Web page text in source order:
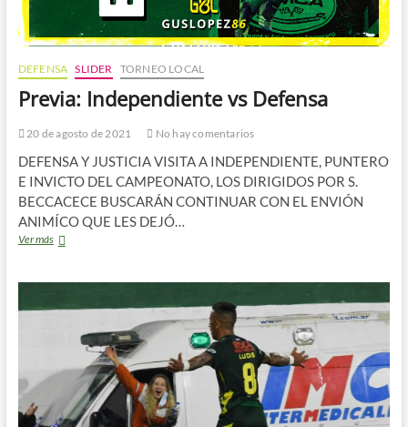
DEFENSA SLIDER TORNEO LOCAL
Previa: Independiente vs Defensa
20 de agosto de 2021 No hay comentarios
DEFENSA Y JUSTICIA VISITA A INDEPENDIENTE, PUNTERO
E INVICTO DEL CAMPEONATO, LOS DIRIGIDOS POR S.
BECCACECE BUSCARÁN CONTINUAR CON EL ENVIÓN
ANIMÍCO QUE LES DEJÓ…
Ver másPrevia: